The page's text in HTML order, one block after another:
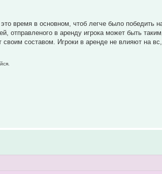
время в основном, чтоб легче было
отправленого в аренду игрока может быть
своим составом. Игроки в аренде не влияют на